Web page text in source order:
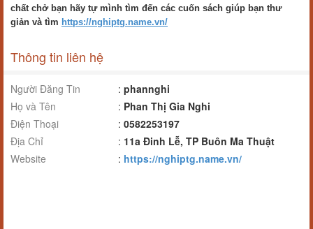
chất chở bạn hãy tự mình tìm đến các cuốn sách giúp bạn thư
giản và tìm https://nghiptg.name.vn/
Thông tin liên hệ
Người Đăng Tin : phannghi
Họ và Tên
: Phan Thị Gia Nghi
Điện Thoại
: 0582253197
Địa Chỉ
: 11a Đinh Lễ, TP Buôn Ma Thuật
Website
: https://nghiptg.name.vn/